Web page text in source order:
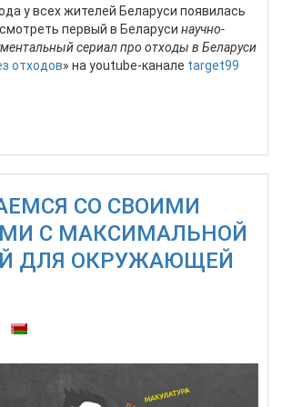
у всех жителей Беларуси появилась
первый в Беларуси научно-
сериал про отходы в Беларуси
отходов» на youtube-канале target99
СО СВОИМИ
С МАКСИМАЛЬНОЙ
ДЛЯ ОКРУЖАЮЩЕЙ